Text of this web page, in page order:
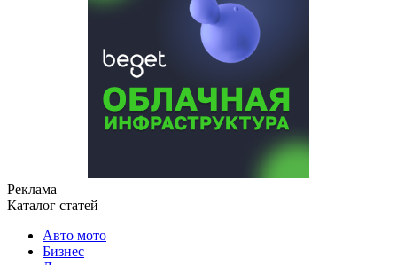
Реклама
Каталог статей
Авто мото
Бизнес